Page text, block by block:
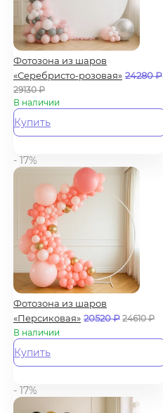
Фотозона из шаров
«Серебристо-розовая» 24280₽
29130₽
В наличии
Купить
- 17%
Фотозона из шаров
«Персиковая» 20520₽ 24610₽
В наличии
Купить
- 17%